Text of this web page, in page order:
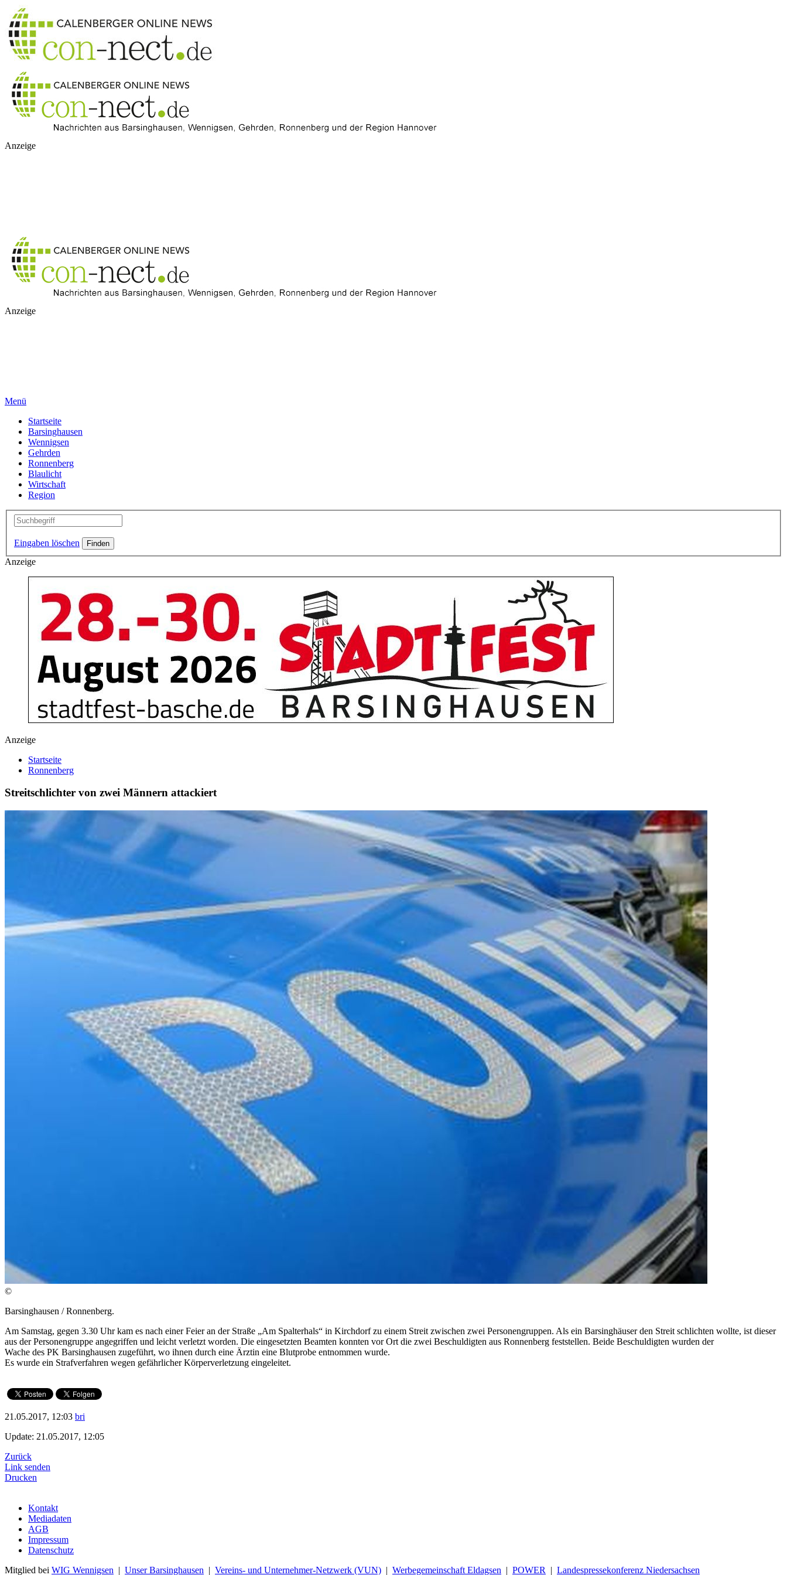
Anzeige
Anzeige
Menü
Startseite
Barsinghausen
Wennigsen
Gehrden
Ronnenberg
Blaulicht
Wirtschaft
Region
Eingaben löschen
Anzeige
Anzeige
Startseite
Ronnenberg
Streitschlichter von zwei Männern attackiert
©
Barsinghausen / Ronnenberg.
Am Samstag, gegen 3.30 Uhr kam es nach einer Feier an der Straße „Am Spalterhals“ in Kirchdorf zu einem Streit zwischen zwei Personengruppen. Als ein Barsinghäuser den Streit schlichten wollte, ist dieser
aus der Personengruppe angegriffen und leicht verletzt worden. Die eingesetzten Beamten konnten vor Ort die zwei Beschuldigten aus Ronnenberg feststellen. Beide Beschuldigten wurden der
Wache des PK Barsinghausen zugeführt, wo ihnen durch eine Ärztin eine Blutprobe entnommen wurde.
Es wurde ein Strafverfahren wegen gefährlicher Körperverletzung eingeleitet.
21.05.2017, 12:03 bri
Update: 21.05.2017, 12:05
Zurück
Link senden
Drucken
Kontakt
Mediadaten
AGB
Impressum
Datenschutz
Mitglied bei WIG Wennigsen | Unser Barsinghausen | Vereins- und Unternehmer-Netzwerk (VUN) | Werbegemeinschaft Eldagsen | POWER | Landespressekonferenz Niedersachsen